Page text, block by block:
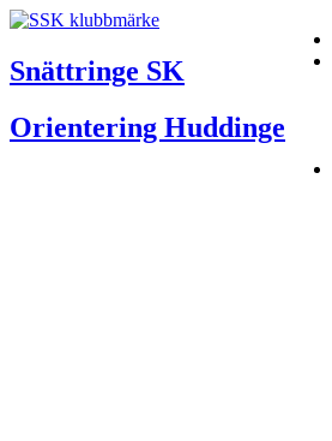
Snättringe SK
Orientering Huddinge